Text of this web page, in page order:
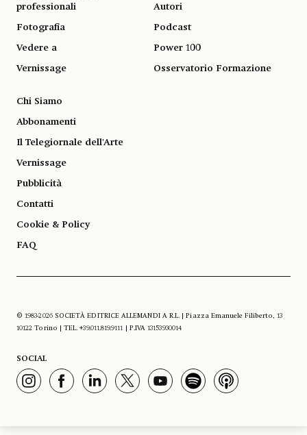
professionali
Fotografia
Vedere a
Vernissage
Autori
Podcast
Power 100
Osservatorio Formazione
Chi Siamo
Abbonamenti
Il Telegiornale dell'Arte
Vernissage
Pubblicità
Contatti
Cookie & Policy
FAQ
© 1983-2026 SOCIETÀ EDITRICE ALLEMANDI A R.L. | Piazza Emanuele Filiberto, 13
10122 Torino | TEL. +39.011.819.9111 | P.IVA 13153930014
SOCIAL